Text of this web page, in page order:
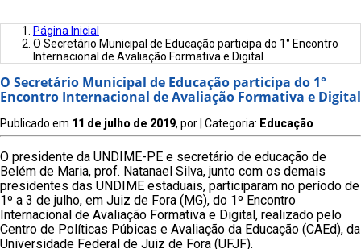
Página Inicial
O Secretário Municipal de Educação participa do 1° Encontro
Internacional de Avaliação Formativa e Digital
O Secretário Municipal de Educação participa do 1°
Encontro Internacional de Avaliação Formativa e Digital
Publicado em 11 de julho de 2019, por | Categoria: Educação
O presidente da UNDIME-PE e secretário de educação de
Belém de Maria, prof. Natanael Silva, junto com os demais
presidentes das UNDIME estaduais, participaram no período de
1º a 3 de julho, em Juiz de Fora (MG), do 1º Encontro
Internacional de Avaliação Formativa e Digital, realizado pelo
Centro de Políticas Púbicas e Avaliação da Educação (CAEd), da
Universidade Federal de Juiz de Fora (UFJF).